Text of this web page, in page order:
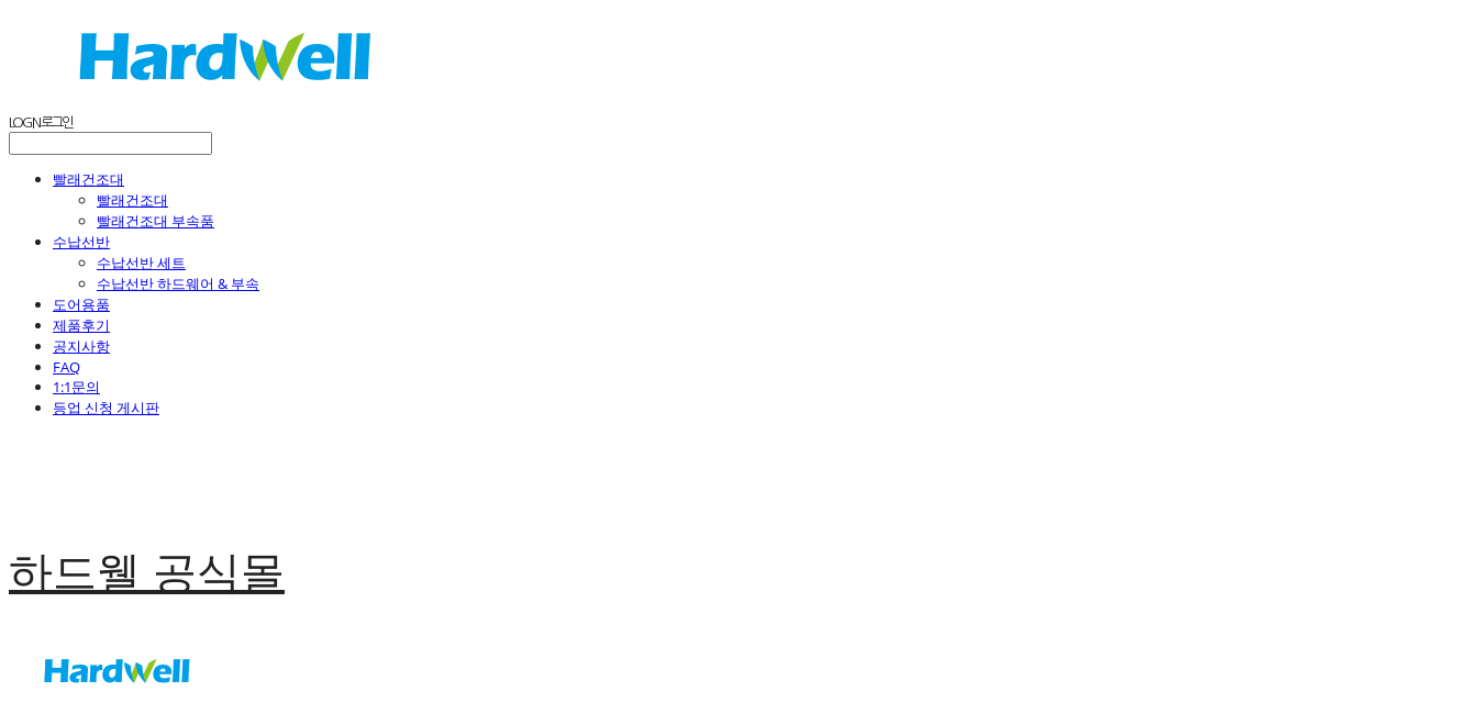
LOG IN로그인
빨래건조대
빨래건조대
빨래건조대 부속품
수납선반
수납선반 세트
수납선반 하드웨어 & 부속
도어용품
제품후기
공지사항
FAQ
1:1문의
등업 신청 게시판
하드웰 공식몰